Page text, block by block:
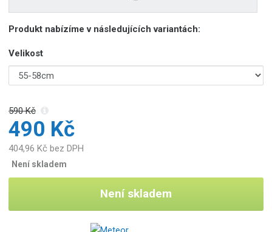
0
4
Produkt nabízíme v následujících variantách:
Velikost
590 Kč
490 Kč
404,96 Kč bez DPH
Není skladem
Není skladem